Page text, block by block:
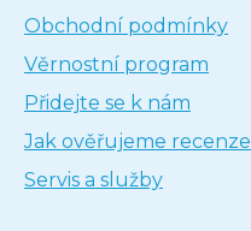
Obchodní podmínky
Věrnostní program
Přidejte se k nám
Jak ověřujeme recenze
Servis a služby